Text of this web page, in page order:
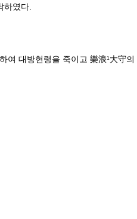
하였다.
여 대방현령을 죽이고 樂浪¹大守